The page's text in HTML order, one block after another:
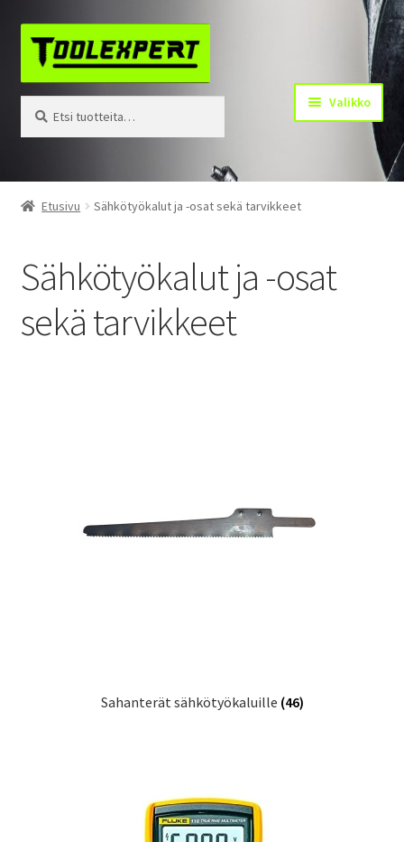
Siirry
navigointiin
Siirry
sisältöön
Valikko
Tuotteet
Kotisivu
Etusivu Sähkötyökalut ja -osat sekä tarvikkeet
Sähkötyökalut ja -osat
sekä tarvikkeet
Sahanterät sähkötyökaluille (46)